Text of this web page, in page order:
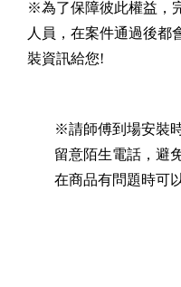
※為了保障彼此權益，
人員，在案件通過後都
裝資訊給您!
※請師傅到場安裝
留意陌生電話，避
在商品有問題時可